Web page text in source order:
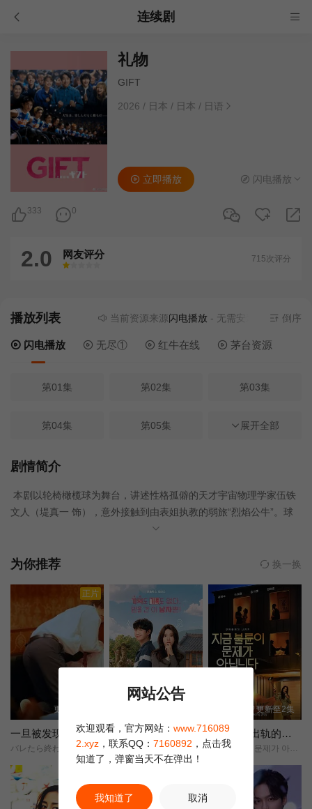
连续剧
礼物
GIFT
2026 / 日本 / 日本 / 日语
333 0
立即播放 闪电播放
2.0 网友评分
很差
较差还行推荐
力荐
715次评分
播放列表 当前资源来源闪电播放- 无需安装任何插件倒序
闪电播放 无尽① 红牛在线 茅台资源
第01集 第02集 第03集
第04集 第05集 第06集
第08集
第09集 第10集
展开全部
剧情简介
本剧以轮椅橄榄球为舞台，讲述性格孤僻的天才宇宙物理学家伍铁
文人（堤真一 饰），意外接触到由表姐执教的弱旅“烈焰公牛”。球
队长期无胜、矛盾重重，他却把“问题成堆”视为最有趣的难题，夸口
困局的过程中，逐渐与队员真心碰撞，也开 始直面自己封闭孤独的
为你推荐 换一换
正片
更新第01集
一旦被发现就完了
バレたら終わり/
我的荒糖恋爱
这糟糕的爱情/这该死的爱情/
更新至2集
现在不是出轨的问题
지금 불륜이 문제가 아닙니다/
网站公告
欢迎观看，官方网站： www.716089
2.xyz ，联系QQ： 7160892 ，点击我
知道了，弹窗当天不在弹出！
我知道了 取消